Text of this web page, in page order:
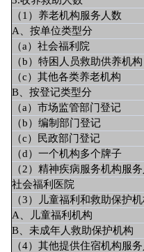
（1）养老机构服务人数
A、按单位类型分
（a）社会福利院
（b）特困人员救助供养机构
（c）其他各类养老机构
B、按登记类型分
（a）市场监管部门登记
（b）编制部门登记
（c）民政部门登记
（d）一个机构多个牌子
（2）精神疾病服务机构服
社会福利医院
（3）儿童福利和救助保护
A、儿童福利机构
B、未成年人救助保护机构
（4）其他提供住宿机构服